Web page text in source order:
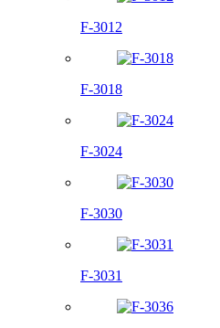
F-3012
F-3018
F-3024
F-3030
F-3031